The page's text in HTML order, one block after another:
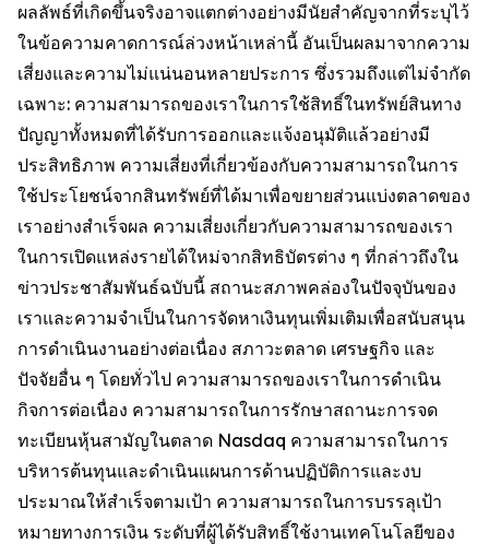
ผลลัพธ์ที่เกิดขึ้นจริงอาจแตกต่างอย่างมีนัยสำคัญจากที่ระบุไว้
ในข้อความคาดการณ์ล่วงหน้าเหล่านี้ อันเป็นผลมาจากความ
เสี่ยงและความไม่แน่นอนหลายประการ ซึ่งรวมถึงแต่ไม่จำกัด
เฉพาะ: ความสามารถของเราในการใช้สิทธิ์ในทรัพย์สินทาง
ปัญญาทั้งหมดที่ได้รับการออกและแจ้งอนุมัติแล้วอย่างมี
ประสิทธิภาพ ความเสี่ยงที่เกี่ยวข้องกับความสามารถในการ
ใช้ประโยชน์จากสินทรัพย์ที่ได้มาเพื่อขยายส่วนแบ่งตลาดของ
เราอย่างสำเร็จผล ความเสี่ยงเกี่ยวกับความสามารถของเรา
ในการเปิดแหล่งรายได้ใหม่จากสิทธิบัตรต่าง ๆ ที่กล่าวถึงใน
ข่าวประชาสัมพันธ์ฉบับนี้ สถานะสภาพคล่องในปัจจุบันของ
เราและความจำเป็นในการจัดหาเงินทุนเพิ่มเติมเพื่อสนับสนุน
การดำเนินงานอย่างต่อเนื่อง สภาวะตลาด เศรษฐกิจ และ
ปัจจัยอื่น ๆ โดยทั่วไป ความสามารถของเราในการดำเนิน
กิจการต่อเนื่อง ความสามารถในการรักษาสถานะการจด
ทะเบียนหุ้นสามัญในตลาด Nasdaq ความสามารถในการ
บริหารต้นทุนและดำเนินแผนการด้านปฏิบัติการและงบ
ประมาณให้สำเร็จตามเป้า ความสามารถในการบรรลุเป้า
หมายทางการเงิน ระดับที่ผู้ได้รับสิทธิ์ใช้งานเทคโนโลยีของ